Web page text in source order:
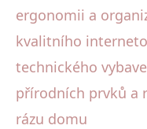
ergonomii a
kvalitního
technického
přírodních prvků a
rázu domu